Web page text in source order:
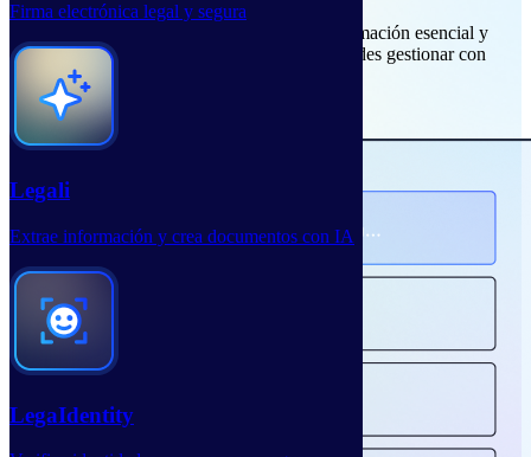
Firma electrónica legal y segura
Legali
Extrae información y crea documentos con IA
LegaIdentity
Con nuestra Inteligencia Artificial, extrae información esencial y
crea documentos basados en plantillas que puedes gestionar con
facilidad: descargar, compartir o firmar.
Déjanos tus datos